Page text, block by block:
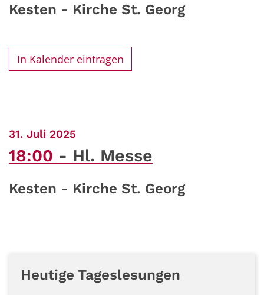
Kesten - Kirche St. Georg
In Kalender eintragen
31. Juli 2025
18:00 Hl. Messe
Kesten - Kirche St. Georg
Heutige Tageslesungen